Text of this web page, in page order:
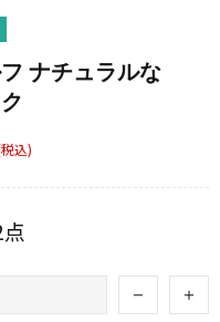
ナチュラルな​
込)